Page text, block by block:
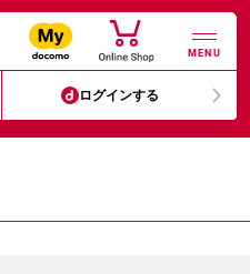
MENU
ログインする